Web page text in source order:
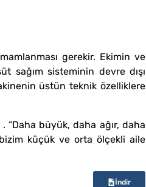
gerekir. Ekimin ve
sağım sisteminin devre dışı
üstün teknik özelliklere
“Daha büyük, daha ağır, daha
bizim küçük ve orta ölçekli aile
İndir